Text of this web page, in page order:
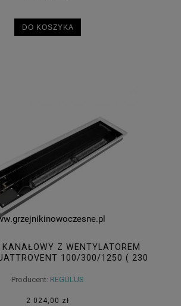
DO KOSZYKA
Z WENTYLATOREM
100/300/1250 ( 230
Producent: REGULUS
2 024,00 zł